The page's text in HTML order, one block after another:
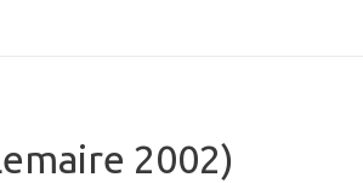
2002)